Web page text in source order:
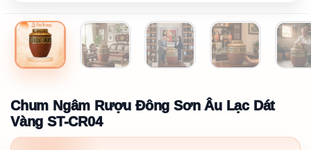
Chum Ngâm Rượu Đông Sơn Âu Lạc Dát
Vàng ST-CR04